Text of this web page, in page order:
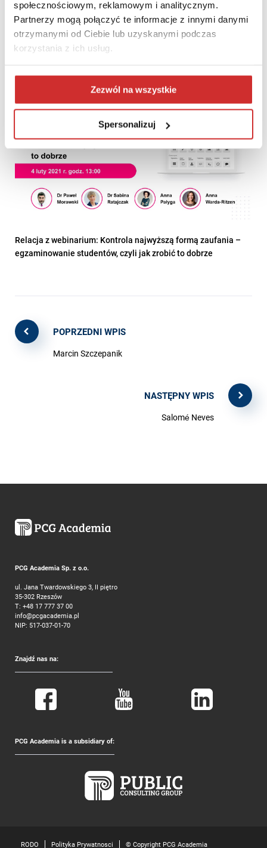
społecznościowym, reklamowym i analitycznym.
Partnerzy mogą połączyć te informacje z innymi danymi
otrzymanymi od Ciebie lub uzyskanymi podczas
korzystania z ich usług.
Zezwól na wszystkie
Spersonalizuj
LUMEN 2024: Rola informacji naukowej w odpowiedzialnym
zarządzaniu instytucją naukową
Relacja z webinarium: Kontrola najwyższą formą zaufania –
egzaminowanie studentów, czyli jak zrobić to dobrze
POPRZEDNI WPIS
Marcin Szczepanik
NASTĘPNY WPIS
Salomé Neves
PCG Academia Sp. z o.o.
ul. Jana Twardowskiego 3, II piętro
35-302 Rzeszów
T: +48 17 777 37 00
info@pcgacademia.pl
NIP: 517-037-01-70
Znajdź nas na:
PCG Academia is a subsidiary of:
RODO Polityka Prywatnosci © Copyright PCG Academia